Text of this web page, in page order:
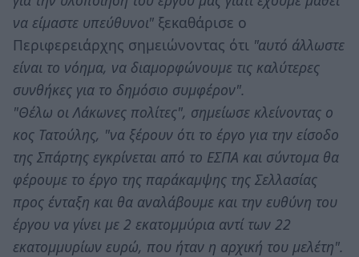
να είμαστε υπεύθυνοι" ξεκαθάρισε ο
Περιφερειάρχης σημειώνοντας ότι "αυτό άλλωστε
είναι το νόημα, να διαμορφώνουμε τις καλύτερες
συνθήκες για το δημόσιο συμφέρον".
"Θέλω οι Λάκωνες πολίτες", σημείωσε κλείνοντας ο
κος Τατούλης, "να ξέρουν ότι το έργο για την είσοδο
της Σπάρτης εγκρίνεται από το ΕΣΠΑ και σύντομα θα
φέρουμε το έργο της παράκαμψης της Σελλασίας
προς ένταξη και θα αναλάβουμε και την ευθύνη του
έργου να γίνει με 2 εκατομμύρια αντί των 22
εκατομμυρίων ευρώ, που ήταν η αρχική του μελέτη".